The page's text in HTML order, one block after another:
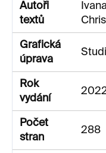
Autoři
textů
Grafická
úprava
Rok
vydání
Počet
stran
288